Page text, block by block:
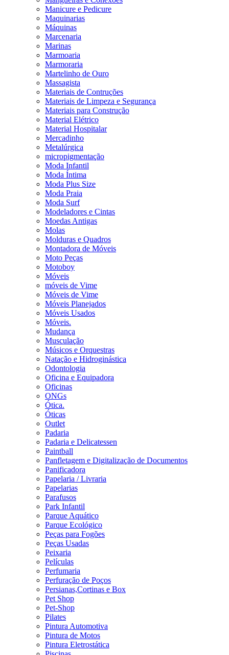
Manicure e Pedicure
Maquinarias
Máquinas
Marcenaria
Marinas
Marmoaria
Marmoraria
Martelinho de Ouro
Massagista
Materiais de Contruções
Materiais de Limpeza e Segurança
Materiais para Construção
Material Elétrico
Material Hospitalar
Mercadinho
Metalúrgica
micropigmentação
Moda Infantil
Moda Íntima
Moda Plus Size
Moda Praia
Moda Surf
Modeladores e Cintas
Moedas Antigas
Molas
Molduras e Quadros
Montadora de Móveis
Moto Peças
Motoboy
Móveis
móveis de Vime
Móveis de Vime
Móveis Planejados
Móveis Usados
Móveis.
Mudança
Musculação
Músicos e Orquestras
Natação e Hidroginástica
Odontologia
Oficina e Equipadora
Oficinas
ONGs
Ótica.
Óticas
Outlet
Padaria
Padaria e Delicatessen
Paintball
Panfletagem e Digitalização de Documentos
Panificadora
Papelaria / Livraria
Papelarias
Parafusos
Park Infantil
Parque Aquático
Parque Ecológico
Peças para Fogões
Peças Usadas
Peixaria
Películas
Perfumaria
Perfuração de Poços
Persianas,Cortinas e Box
Pet Shop
Pet-Shop
Pilates
Pintura Automotiva
Pintura de Motos
Pintura Eletrostática